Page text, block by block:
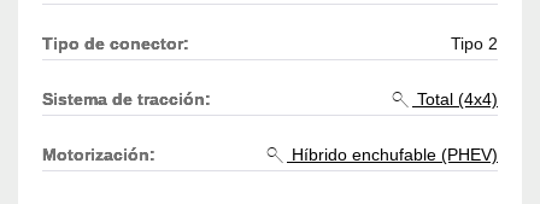
Tipo de conector: Tipo 2
Sistema de tracción: Total (4x4)
Motorización: Híbrido enchufable (PHEV)